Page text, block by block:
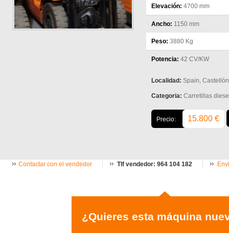
Elevación: 4700 mm
Ancho: 1150 mm
Peso: 3880 Kg
Potencia: 42 CV/KW
Localidad: Spain, Castellón
Categoria: Carretillas
Precio: 15.800 €
Contactar con el vendedor Tlf vendedor: 964 104 182
¿Quieres esta máquina